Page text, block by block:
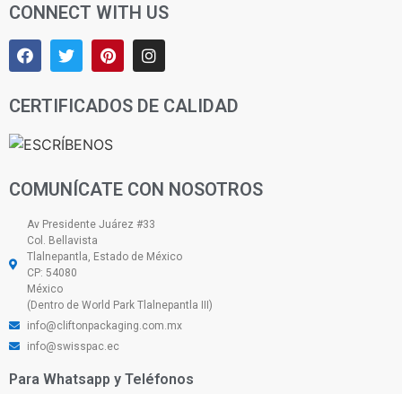
CONNECT WITH US
CERTIFICADOS DE CALIDAD
COMUNÍCATE CON NOSOTROS
Av Presidente Juárez #33
Col. Bellavista
Tlalnepantla, Estado de México
CP: 54080
México
(Dentro de World Park Tlalnepantla III)
info@cliftonpackaging.com.mx
info@swisspac.ec
Para Whatsapp y Teléfonos